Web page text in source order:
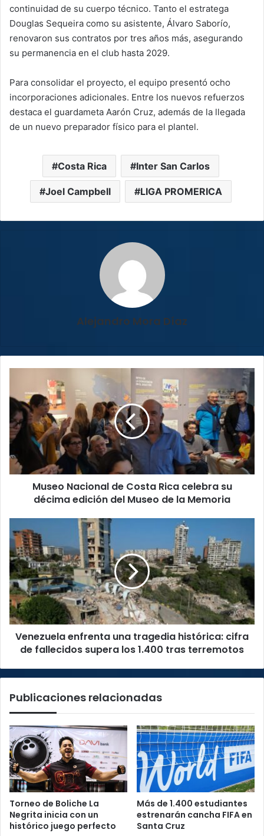
continuidad de su cuerpo técnico. Tanto el estratega
Douglas Sequeira como su asistente, Álvaro Saborío,
renovaron sus contratos por tres años más, asegurando
su permanencia en el club hasta 2029.
Para consolidar el proyecto, el equipo presentó ocho
incorporaciones adicionales. Entre los nuevos refuerzos
destaca el guardameta Aarón Cruz, además de la llegada
de un nuevo preparador físico para el plantel.
Costa Rica Inter San Carlos
Joel Campbell LIGA PROMERICA
Alejandro Mora Díaz
de
Costa
Rica
celebra
décima
edición
Memoria
Museo Nacional de Costa Rica celebra su
décima edición del Museo de la Memoria
enfrenta
una
tragedia
histórica:
cifra
de
fallecidos
supera
los
1.400
Venezuela enfrenta una tragedia histórica: cifra
de fallecidos supera los 1.400 tras terremotos
Publicaciones relacionadas
Torneo de Boliche La
Negrita inicia con un
histórico juego perfecto
Más de 1.400 estudiantes
estrenarán cancha FIFA en
Santa Cruz